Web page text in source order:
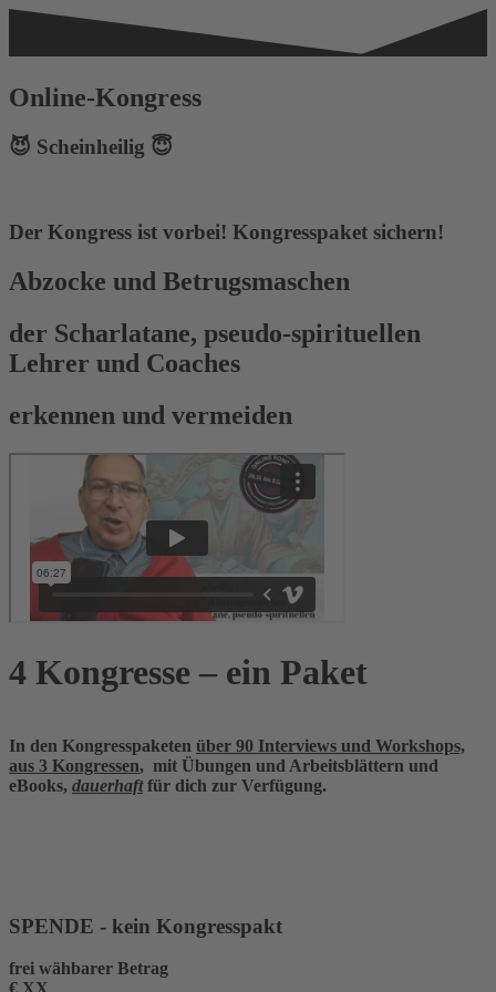
Online-Kongress
😈 Scheinheilig 😇
Der Kongress ist vorbei! Kongresspaket sichern!
Abzocke und Betrugsmaschen
der Scharlatane, pseudo-spirituellen
Lehrer und Coaches
erkennen und vermeiden
4 Kongresse – ein Paket
In den Kongresspaketen über 90 Interviews und Workshops,
aus 3 Kongressen, mit Übungen und Arbeitsblättern und
eBooks, dauerhaftfür dich zur Verfügung.
SPENDE - kein Kongresspakt
frei wähbarer Betrag